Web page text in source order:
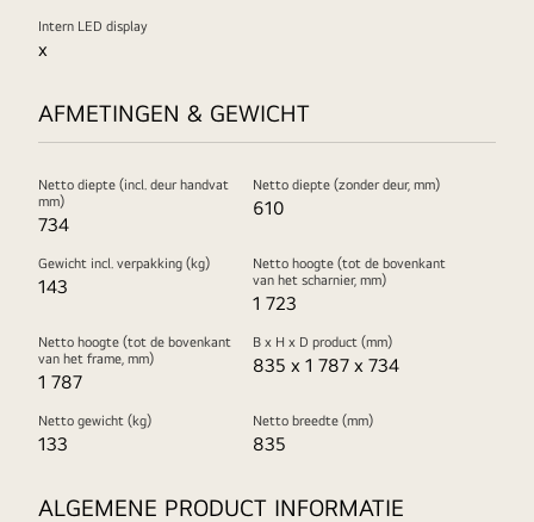
Intern LED display
x
AFMETINGEN & GEWICHT
Netto diepte (incl. deur handvat
mm)
734
Netto diepte (zonder deur, mm)
610
Gewicht incl. verpakking (kg)
143
Netto hoogte (tot de bovenkant
van het scharnier, mm)
1 723
Netto hoogte (tot de bovenkant
van het frame, mm)
1 787
B x H x D product (mm)
835 x 1 787 x 734
Netto gewicht (kg)
133
Netto breedte (mm)
835
ALGEMENE PRODUCT INFORMATIE